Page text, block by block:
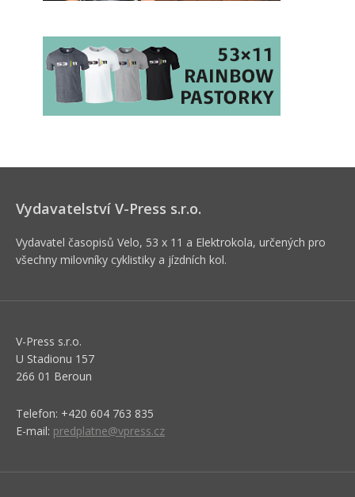
Vydavatelství V-Press s.r.o.
Vydavatel časopisů Velo, 53 x 11 a Elektrokola, určených pro
všechny milovníky cyklistiky a jízdních kol.
V-Press s.r.o.
U Stadionu 157
266 01 Beroun
Telefon: +420 604 763 835
E-mail: predplatne@vpress.cz